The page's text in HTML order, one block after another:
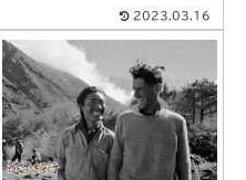
ムは必須です。日焼けを甘く見
ると、ひどい火傷のようになっ
たり、皮膚がんになったりする
危険性があります>続きを読む
2023.03.16